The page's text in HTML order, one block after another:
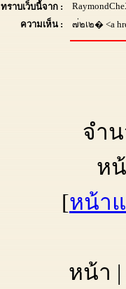
ทราบเว็บนี้จาก :
ความเห็น :
๗่๒เ๒� <a
จำ
ห
[หน้า
หน้า |